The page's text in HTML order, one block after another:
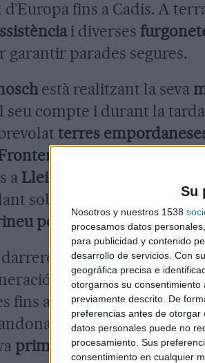
Su
Nosotros y nuestros 1538
procesamos datos
para publicidad y contenido
desarrollo de servicios. Con
geográfica precisa e
otorgarnos su
previamente descrito. De
preferencias antes de otorgar
datos personales puede no
procesamiento. Sus
consentimiento en cualquier
d’Europa fins a Cadis. A
i diverses
garantir parades segures.
està realitzant la seva
seu compte i durant la tarda
terres
a Lleida
sobre
Peralada i
per les Alberes.
el segueixDrSaurier
Ella ja havia fet un
fins al sud deMadridel
definitivament
primera migració cap al